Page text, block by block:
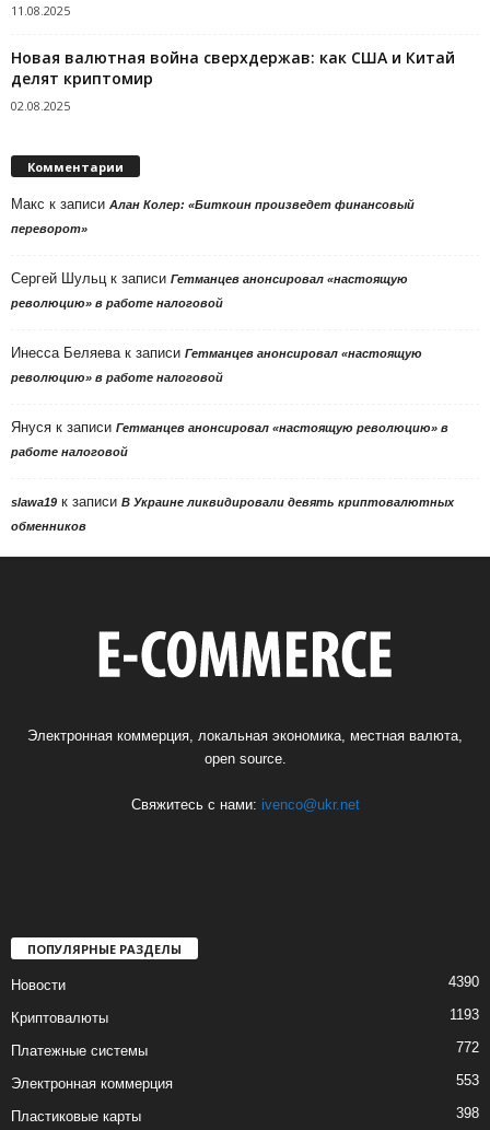
11.08.2025
Новая валютная война сверхдержав: как США и Китай
делят криптомир
02.08.2025
Комментарии
Макс к записи Алан Колер: «Биткоин произведет финансовый
переворот»
Сергей Шульц к записи Гетманцев анонсировал «настоящую
революцию» в работе налоговой
Инесса Беляева к записи Гетманцев анонсировал «настоящую
революцию» в работе налоговой
Януся к записи Гетманцев анонсировал «настоящую революцию» в
работе налоговой
slawa19 к записи В Украине ликвидировали девять криптовалютных
обменников
Электронная коммерция, локальная экономика, местная валюта,
open source.
Свяжитесь с нами: ivenco@ukr.net
ПОПУЛЯРНЫЕ РАЗДЕЛЫ
Новости 4390
Криптовалюты 1193
Платежные системы 772
Электронная коммерция 553
Пластиковые карты 398